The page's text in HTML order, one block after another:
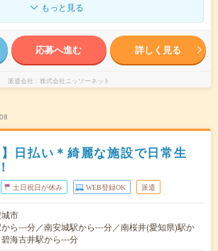
もっと見る
応募へ進む 詳しく見る
派遣会社 株式会社ニッソーネット
】日払い＊綺麗な施設で日常生
土日祝日が休み WEB登録OK 派遣
市
ら---分／南安城駅から---分／南桜井(愛知県)駅か
海古井駅から---分